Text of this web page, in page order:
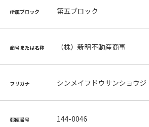
所属ブロック 第五ブロック
商号または名称 （株）新明不動産商事
フリガナ シンメイフドウサンショウジ
郵便番号 144-0046